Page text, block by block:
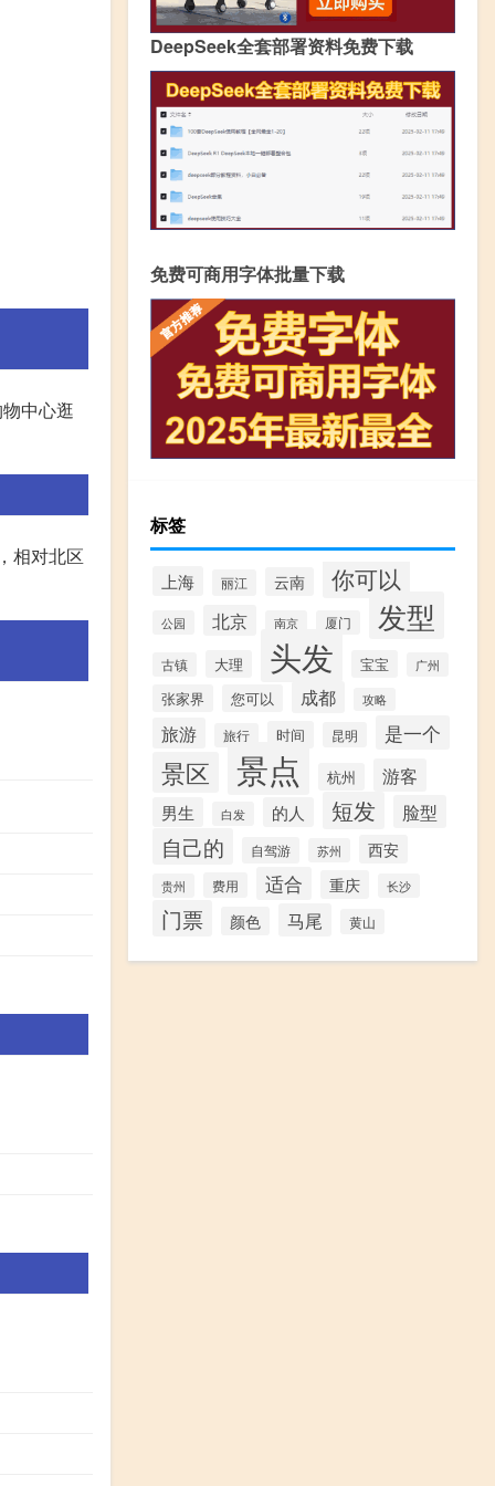
中心逛
相对北区
DeepSeek全套部署资料免费下载
免费可商用字体批量下载
标签
上海 丽江 云南 你可以
公园 北京 南京 厦门 发型
古镇 大理 头发 宝宝 广州
张家界 您可以 成都 攻略
旅游 旅行 时间 昆明 是一个
景区 景点 杭州 游客
男生 白发 的人 短发 脸型
自己的 自驾游 苏州 西安
贵州 费用 适合 重庆 长沙
门票 颜色 马尾 黄山